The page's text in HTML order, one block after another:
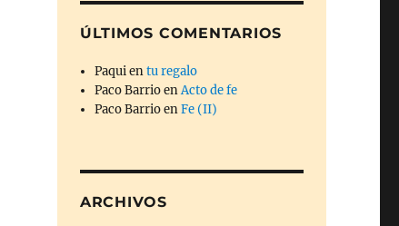
ÚLTIMOS COMENTARIOS
Paquientu regalo
Paco BarrioenActo de fe
Paco BarrioenFe (II)
ARCHIVOS